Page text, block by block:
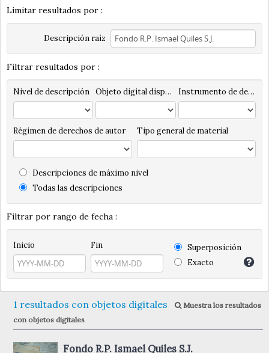
Limitar resultados por :
Descripción raíz
Filtrar resultados por :
Nivel de descripción Objeto digital disponibles Instrumento de descripción
Régimen de derechos de autor Tipo general de material
Descripciones de máximo nivel
Todas las descripciones
Filtrar por rango de fecha :
Inicio Fin
Superposición
Exacto
1 resultados con objetos digitales
Muestra los resultados
con objetos digitales
Fondo R.P. Ismael Quiles S.J.